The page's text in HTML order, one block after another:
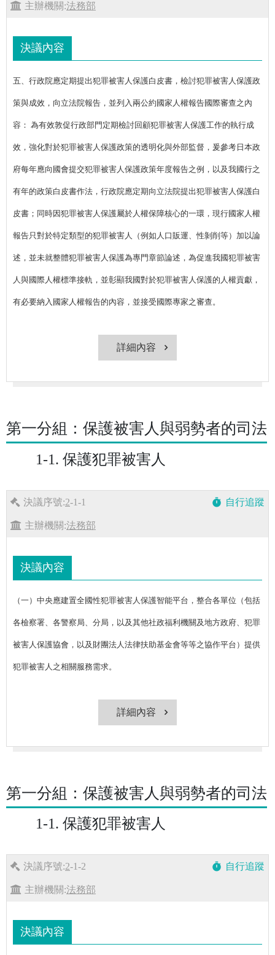
主辦機關:法務部
決議內容
五、行政院應定期提出犯罪被害人保護白皮書，檢討犯罪被害人保護政
策與成效，向立法院報告，並列入兩公約國家人權報告國際審查之內
容： 為有效敦促行政部門定期檢討回顧犯罪被害人保護工作的執行成
效，強化對於犯罪被害人保護政策的透明化與外部監督，爰參考日本政
府每年應向國會提交犯罪被害人保護政策年度報告之例，以及我國行之
有年的政策白皮書作法，行政院應定期向立法院提出犯罪被害人保護白
皮書；同時因犯罪被害人保護屬於人權保障核心的一環，現行國家人權
報告只對於特定類型的犯罪被害人（例如人口販運、性剝削等）加以論
述，並未就整體犯罪被害人保護為專門章節論述，為促進我國犯罪被害
人與國際人權標準接軌，並彰顯我國對於犯罪被害人保護的人權貢獻，
有必要納入國家人權報告的內容，並接受國際專家之審查。
詳細內容
第一分組：保護被害人與弱勢者的司法
1-1. 保護犯罪被害人
決議序號:2-1-1 timer 自行追蹤
主辦機關:法務部
決議內容
（一）中央應建置全國性犯罪被害人保護智能平台，整合各單位（包括
各檢察署、各警察局、分局，以及其他社政福利機關及地方政府、犯罪
被害人保護協會，以及財團法人法律扶助基金會等等之協作平台）提供
犯罪被害人之相關服務需求。
詳細內容
第一分組：保護被害人與弱勢者的司法
1-1. 保護犯罪被害人
決議序號:2-1-2 timer 自行追蹤
主辦機關:法務部
決議內容